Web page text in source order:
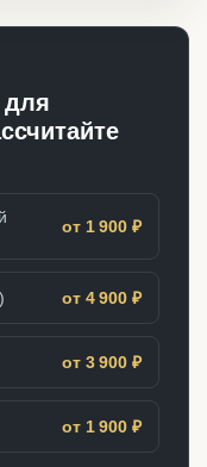
для
от 1 900 ₽
от 4 900 ₽
от 3 900 ₽
от 1 900 ₽